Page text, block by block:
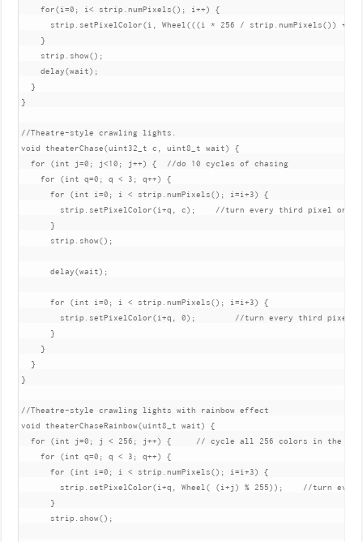
    for(i=0; i< strip.numPixels(); i++) {
strip.setPixelColor(i, Wheel(((i * 256 / strip.numPixels()) +
    }
    strip.show();
    delay(wait);
  }
}
//Theatre-style crawling lights.
void theaterChase(uint32_t c, uint8_t wait) {
  for (int j=0; j<10; j++) {  //do 10 cycles of chasing
    for (int q=0; q < 3; q++) {
      for (int i=0; i < strip.numPixels(); i=i+3) {
        strip.setPixelColor(i+q, c);    //turn every third pixel on
      }
      strip.show();
      delay(wait);
      for (int i=0; i < strip.numPixels(); i=i+3) {
strip.setPixelColor(i+q, 0);        //turn every third pixel
      }
    }
  }
}
//Theatre-style crawling lights with rainbow effect
void theaterChaseRainbow(uint8_t wait) {
for (int j=0; j < 256; j++) {     // cycle all 256 colors in the
    for (int q=0; q < 3; q++) {
      for (int i=0; i < strip.numPixels(); i=i+3) {
strip.setPixelColor(i+q, Wheel( (i+j) % 255));    //turn
      }
      strip.show();